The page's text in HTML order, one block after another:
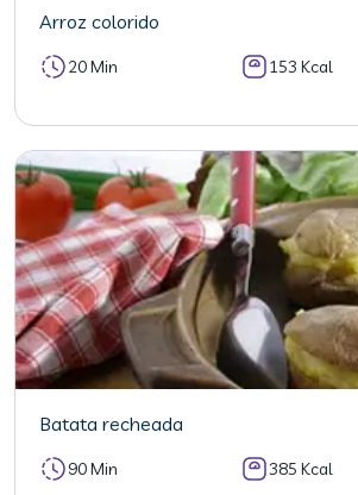
Arroz colorido
20 Min 153 Kcal
Batata recheada
90 Min 385 Kcal